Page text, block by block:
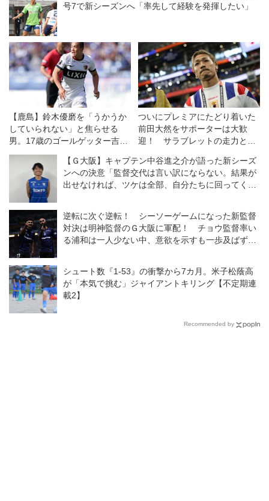
号7で新シーズンへ「率先して経験を発揮したい」
【鹿島】鈴木優磨を「うかうか
していられない」と焦らせる
男。17歳のゴールゲッター吉田
湊海が得点とともに目指すもの
「頑張って走って守備ができる
人になりたい」
ついにプレミアにたどり着いた
前田大然をサポーターは大歓
迎！ サラブレットの走力と農
残留をもたらす！【英国通信】
【Ｇ大阪】キャプテン中谷進之介が語った新シーズ
ンへの決意「監督交代は言い訳にならない。結果が
出せなければ、ツケは全部、自分たちに回ってく
逆転に次ぐ逆転！ シーソーゲームになった新監督
対決は明神監督のＧ大阪に軍配！ チョウ監督率い
る浦和は一人少ない中、意欲を示すも一歩及ばず
シュート数『1-53』の衝撃から7カ月。米子松蔭高
が「本気で挑む」ジャイアントキリング【不定期連
載2】
Recommended by